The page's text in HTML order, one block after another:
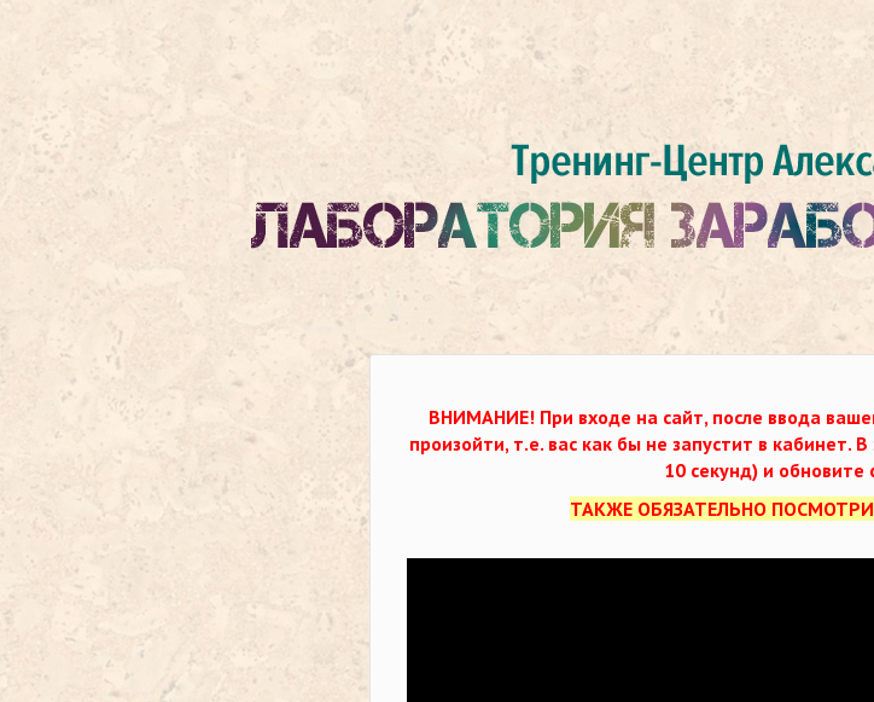
ВНИМАНИЕ! При входе на сайт, после ввода
произойти, т.е. вас как бы не запустит в
10 секунд) и обновите
ТАКЖЕ ОБЯЗАТЕЛЬНО